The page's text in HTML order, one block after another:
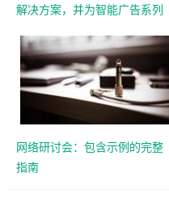
解决方案，并为智能广告系列
场
网络研讨会：包含示例的完整
指南